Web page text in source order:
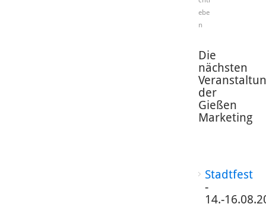
ebe
n
Die
nächsten
der
Gießen
Marketing
Stadtfest
-
14.-